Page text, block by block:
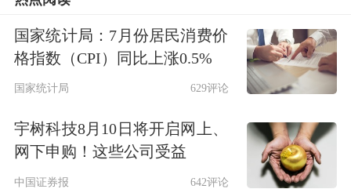
了，应该怎么处理，怎么直面。“至少
姚先生没有因此躺平，还在积极处理企
业的事情，这个信息是值得鼓励
的。”王石认为，企业、企业家、员
工、社会应该关注如何面对困难这个
国家统计局：7月份居民消费价
格指数（CPI）同比上涨0.5%
国家统计局 629评论
宇树科技8月10日将开启网上、
网下申购！这些公司受益
中国证券报 642评论